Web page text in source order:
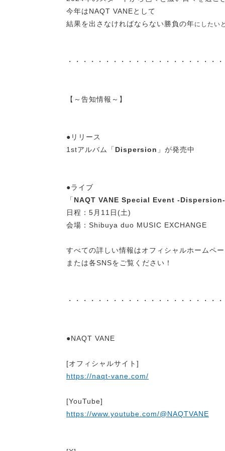
今年はNAQT VANEとして
結果を出さなければならない勝負の年にしたい
・・・・・・・・・・・・・・・・・・・・
【～告知情報～】
●リリース
1stアルバム「 Dispersion 」が発売中
●ライブ
「 NAQT VANE Special Event -Dispersion-
日程：5月11日(土)
会場：Shibuya duo MUSIC EXCHANGE
すべての詳しい情報はオフィシャルホームペー
または各SNSをご覧ください！
・・・・・・・・・・・・・・・・・・・・
●NAQT VANE
[オフィシャルサイト]
https://naqt-vane.com/
[YouTube]
https://www.youtube.com/@NAQTVANE